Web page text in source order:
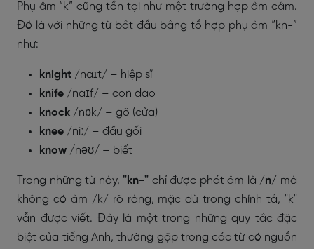
Phụ âm “k” cũng tồn tại như một trường hợp âm câm.
Đó là với những từ bắt đầu bằng tổ hợp phụ âm “kn-”
như:
knight /naɪt/ – hiệp sĩ
knife /naɪf/ – con dao
knock /nɒk/ – gõ (cửa)
knee /niː/ – đầu gối
know /nəʊ/ – biết
Trong những từ này, "kn-" chỉ được phát âm là /n/ mà
không có âm /k/ rõ ràng, mặc dù trong chính tả, "k"
vẫn được viết. Đây là một trong những quy tắc đặc
biệt của tiếng Anh, thường gặp trong các từ có nguồn